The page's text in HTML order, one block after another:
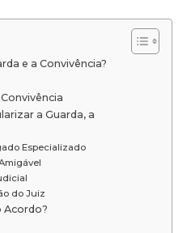
e a Convivência?
a Guarda, a
Especializado
do Juiz
Acordo?